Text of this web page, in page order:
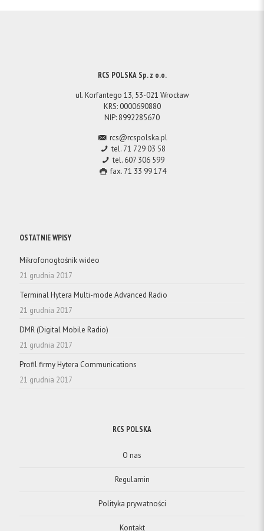
RCS POLSKA Sp. z o.o.
ul. Korfantego 13, 53-021 Wrocław
KRS: 0000690880
NIP: 8992285670
rcs@rcspolska.pl
tel. 71 729 03 58
tel. 607 306 599
fax. 71 33 99 174
OSTATNIE WPISY
Mikrofonogłośnik wideo
21 grudnia 2017
Terminal Hytera Multi-mode Advanced Radio
21 grudnia 2017
DMR (Digital Mobile Radio)
21 grudnia 2017
Profil firmy Hytera Communications
21 grudnia 2017
RCS POLSKA
O nas
Regulamin
Polityka prywatności
Kontakt